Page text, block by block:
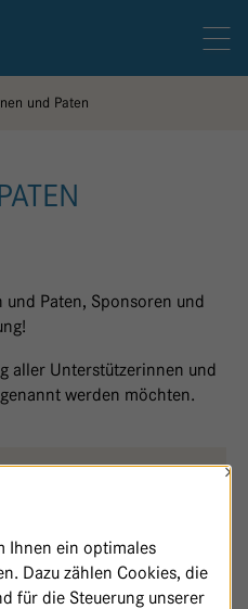
und Paten
Paten, Sponsoren und
aller Unterstützerinnen und
werden möchten.
×
Ihnen ein optimales
Dazu zählen Cookies, die
für die Steuerung unserer